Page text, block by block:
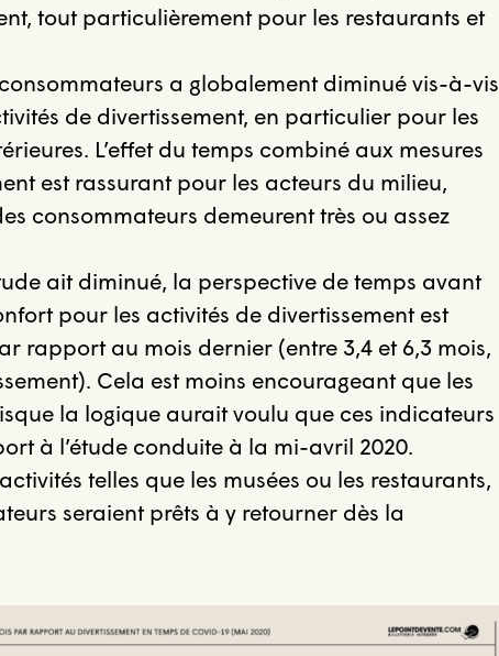
tout particulièrement pour les restaurants et
a globalement diminué vis-à-vis
de divertissement, en particulier pour les
L’effet du temps combiné aux mesures
est rassurant pour les acteurs du milieu,
consommateurs demeurent très ou assez
ait diminué, la perspective de temps avant
pour les activités de divertissement est
rapport au mois dernier (entre 3,4 et 6,3 mois,
Cela est moins encourageant que les
la logique aurait voulu que ces indicateurs
à l’étude conduite à la mi-avril 2020.
telles que les musées ou les restaurants,
seraient prêts à y retourner dès la